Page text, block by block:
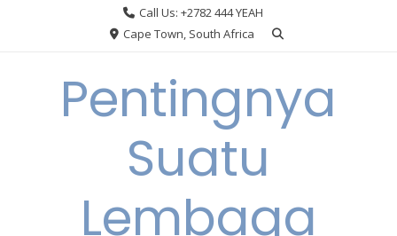
Call Us: +2782 444 YEAH
Cape Town, South Africa
Pentingnya
Suatu
Lembaga